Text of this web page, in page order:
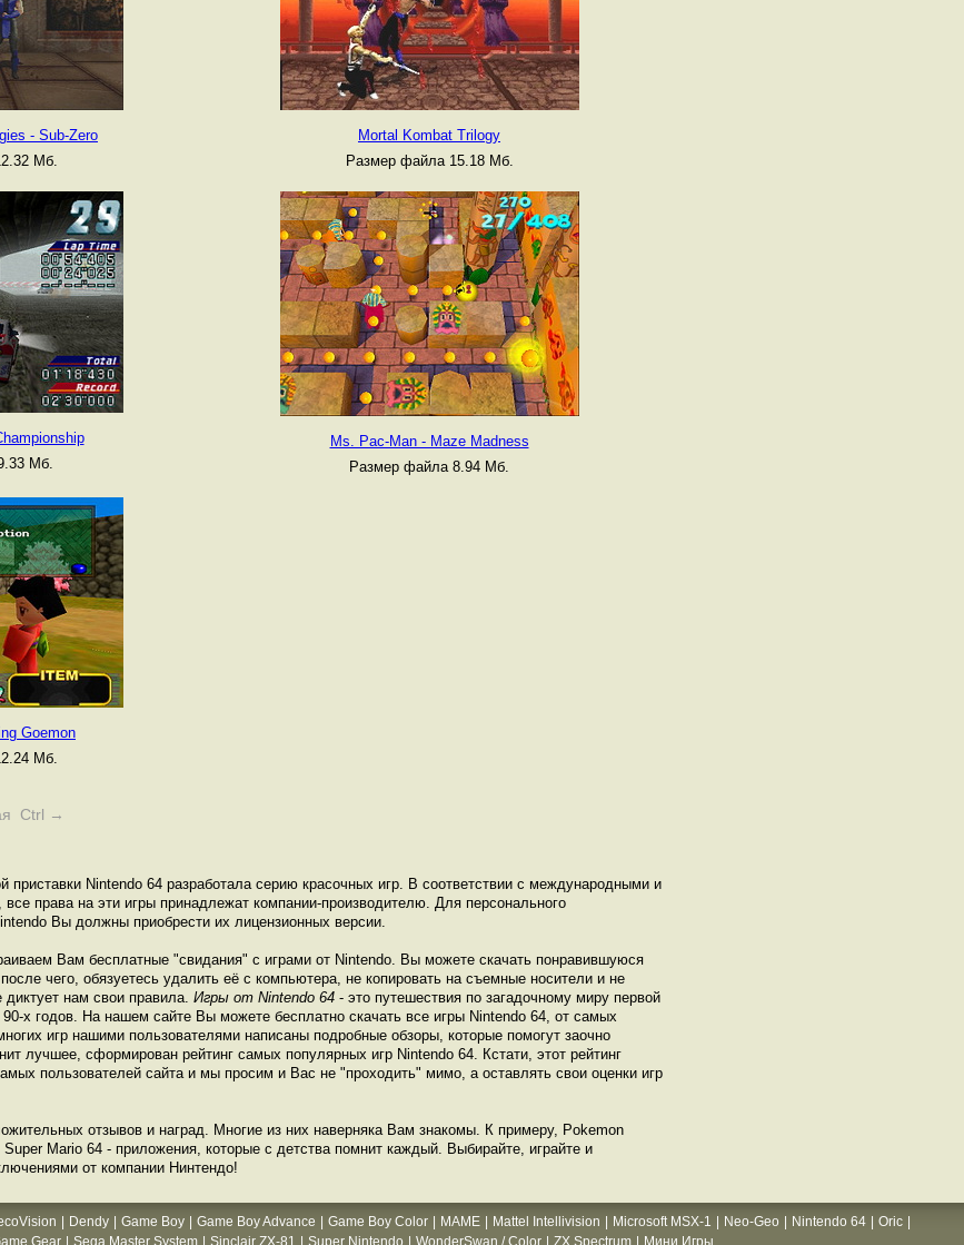
- Sub-Zero
Мб.
Mortal Kombat Trilogy
Размер файла 15.18 Мб.
Мб.
Ms. Pac-Man - Maze Madness
Размер файла 8.94 Мб.
Goemon
Мб.
Ctrl →
приставки Nintendo 64 разработала серию красочных игр. В соответствии с международными и
права на эти игры принадлежат компании-производителю. Для персонального
Вы должны приобрести их лицензионных версии.
Вам бесплатные "свидания" с играми от Nintendo. Вы можете скачать понравившуюся
чего, обязуетесь удалить её с компьютера, не копировать на съемные носители и не
диктует нам свои правила. Игры от Nintendo 64 - это путешествия по загадочному миру первой
х годов. На нашем сайте Вы можете бесплатно скачать все игры Nintendo 64, от самых
игр нашими пользователями написаны подробные обзоры, которые помогут заочно
лучшее, сформирован рейтинг самых популярных игр Nintendo 64. Кстати, этот рейтинг
пользователей сайта и мы просим и Вас не "проходить" мимо, а оставлять свои оценки игр
отзывов и наград. Многие из них наверняка Вам знакомы. К примеру, Pokemon
Mario 64 - приложения, которые с детства помнит каждый. Выбирайте, играйте и
от компании Нинтендо!
Dendy Game Boy Game Boy Advance Game Boy Color MAME Mattel Intellivision Microsoft MSX-1 Neo-Geo Nintendo 64 Oric
Gear Sega Master System Sinclair ZX-81 Super Nintendo WonderSwan / Color ZX Spectrum Мини Игры